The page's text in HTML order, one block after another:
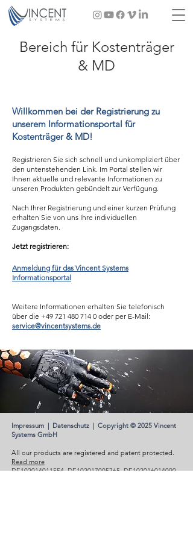
Bereich für Kostenträger
& MD
Willkommen bei der Registrierung zu
unserem Informationsportal für
Kostenträger & MD!
Registrieren Sie sich schnell und unkompliziert über
den untenstehenden Link. Im Portal stellen wir
Ihnen aktuelle und relevante Informationen zu
unseren Produkten gebündelt zur Verfügung.
Nach Ihrer Registrierung und einer kurzen Prüfung
erhalten Sie von uns Ihre individuellen
Zugangsdaten.
Jetzt registrieren:
Anmeldung für das Vincent Systems
Informationsportal
Weitere Informationen erhalten Sie telefonisch
über die +49 721 480 714 0 oder per E-Mail:
service@vincentsystems.de
Impressum | Datenschutz | Copyright © 2025 Vincent
Systems GmbH
All our products are registered and patent protected.
Read more
DE102014011554, DE102017005765, DE102016014090,